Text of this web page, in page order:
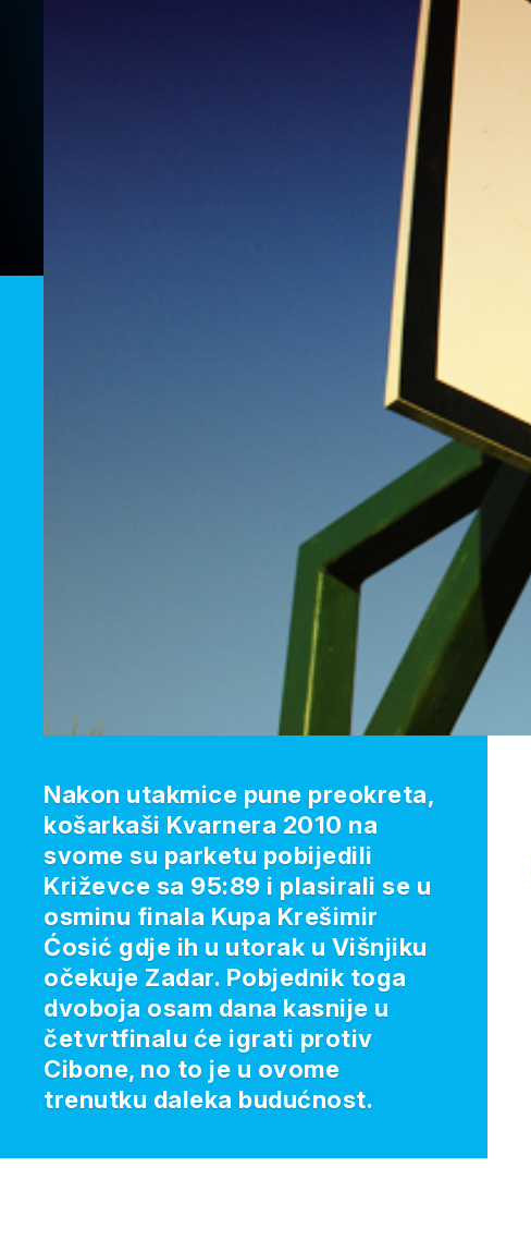
Nakon utakmice pune preokreta,
košarkaši Kvarnera 2010 na
svome su parketu pobijedili
Križevce sa 95:89 i plasirali se u
osminu finala Kupa Krešimir
Ćosić gdje ih u utorak u Višnjiku
očekuje Zadar. Pobjednik toga
dvoboja osam dana kasnije u
četvrtfinalu će igrati protiv
Cibone, no to je u ovome
trenutku daleka budućnost.